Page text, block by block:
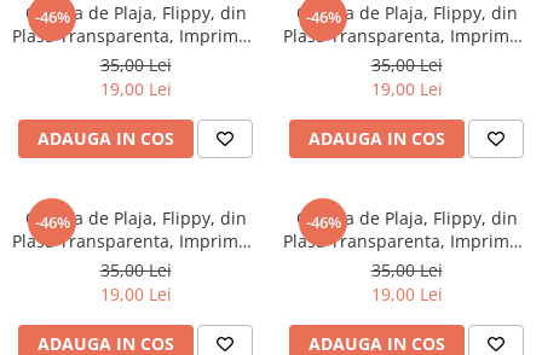
-46%
Geanta de Plaja, Flippy, din
Plasa Transparenta, Imprimeu
Floral, 43 x 10 x 33 cm, Model
pentru Umar, Lungime
Inferioara 33 cm, Albastru
35,00 Lei
19,00 Lei
ADAUGA IN COS
-46%
Geanta de Plaja, Flippy, din
Plasa Transparenta, Imprimeu
Floral, 43 x 10 x 33 cm, Model
pentru Umar, Lungime
Inferioara 33 cm, Burgundy
35,00 Lei
19,00 Lei
ADAUGA IN COS
-46%
Geanta de Plaja, Flippy, din
Plasa Transparenta, Imprimeu
Boom, 43 x 10 x 33 cm, Model
pentru Umar, Lungime
Inferioara 33 cm, Verde
35,00 Lei
19,00 Lei
ADAUGA IN COS
-46%
Geanta de Plaja, Flippy, din
Plasa Transparenta, Imprimeu
Oops, 43 x 10 x 33 cm, Model
pentru Umar, Lungime
Inferioara 33 cm, Negru
35,00 Lei
19,00 Lei
ADAUGA IN COS